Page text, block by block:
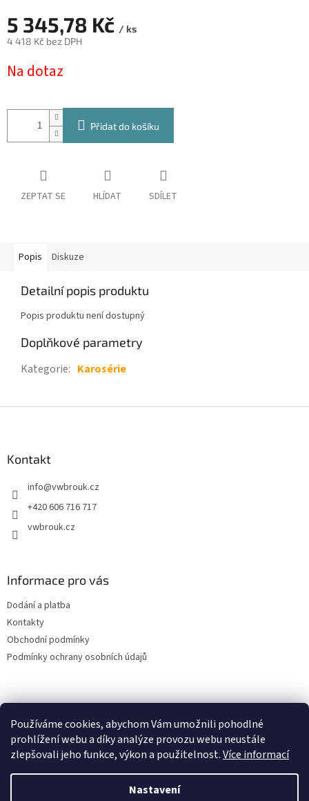
Používáme cookies, abychom Vám umožnili pohodlné
prohlížení webu a díky analýze provozu webu neustále
zlepšovali jeho funkce, výkon a použitelnost.Více informací
Nastavení
5 345,78 Kč / ks
4 418 Kč bez DPH
cena:
Na dotaz
Přidat do košíku
ZEPTAT SE HLÍDAT SDÍLET
Popis Diskuze
Detailní popis produktu
Popis produktu není dostupný
Doplňkové parametry
Kategorie: Karosérie
Kontakt
info@vwbrouk.cz
+420 606 716 717
vwbrouk.cz
Informace pro vás
Dodání a platba
Kontakty
Obchodní podmínky
Podmínky ochrany osobních údajů
Vytvořil Shoptet